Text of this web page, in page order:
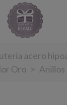
acero
Oro > Anillos